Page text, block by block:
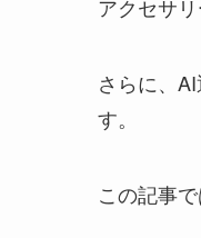
アクセサ
さらに、
す。
この記事